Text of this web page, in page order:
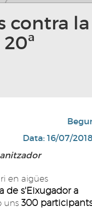
contra la
Data: 16/07/
en aigües
de s'Eixugador a
uns 300